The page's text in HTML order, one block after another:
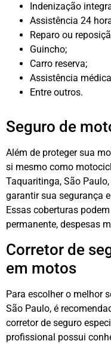
Indenização
Assistência 24
Reparo ou
Guincho;
Carro reserva;
Assistência
Entre outros.
Seguro de
Além de proteger sua
si mesmo como
Taquaritinga, São
garantir sua segurança
Essas coberturas
permanente, despesas
Corretor de
em motos
Para escolher o melhor
São Paulo, é
corretor de seguro
profissional possui